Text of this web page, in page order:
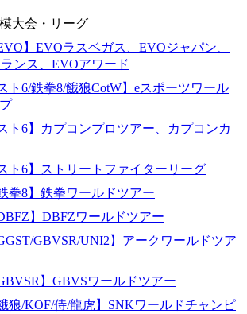
大会・リーグ
】EVOラスベガス、EVOジャパン、
ンス、EVOアワード
ト6/鉄拳8/餓狼CotW】eスポーツワール
ト6】カプコンプロツアー、カプコンカ
ト6】ストリートファイターリーグ
拳8】鉄拳ワールドツアー
】DBFZワールドツアー
GBVSR/UNI2】アークワールドツア
】GBVSワールドツアー
狼/KOF/侍/龍虎】SNKワールドチャンピ